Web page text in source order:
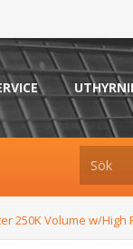
250K Volume w/High